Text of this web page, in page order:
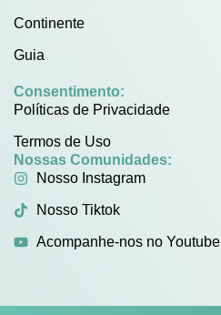
Continente
Guia
Consentimento:
Políticas de Privacidade
Termos de Uso
Nossas Comunidades:
Nosso Instagram
Nosso Tiktok
Acompanhe-nos no Youtube